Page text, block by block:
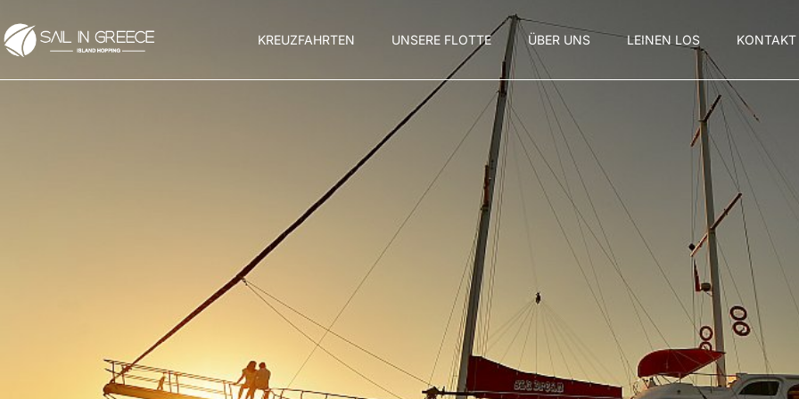
KREUZFAHRTEN UNSERE FLOTTE ÜBER UNS LEINEN LOS KONTAKT